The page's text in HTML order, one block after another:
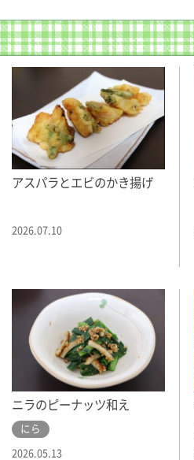
アスパラとエビのかき揚げ
2026.07.10
ニラのピーナッツ和え
にら
2026.05.13